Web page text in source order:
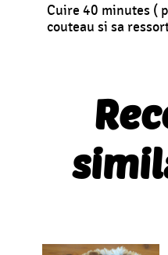
Cuire 40 minutes (
couteau si sa